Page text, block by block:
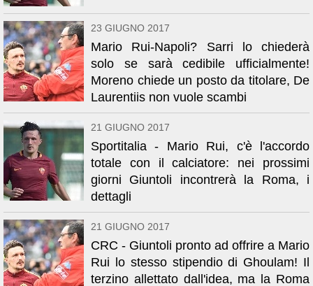
23 GIUGNO 2017
Mario Rui-Napoli? Sarri lo chiederà
solo se sarà cedibile ufficialmente!
Moreno chiede un posto da titolare, De
Laurentiis non vuole scambi
21 GIUGNO 2017
Sportitalia - Mario Rui, c'è l'accordo
totale con il calciatore: nei prossimi
giorni Giuntoli incontrerà la Roma, i
dettagli
21 GIUGNO 2017
CRC - Giuntoli pronto ad offrire a Mario
Rui lo stesso stipendio di Ghoulam! Il
terzino allettato dall'idea, ma la Roma